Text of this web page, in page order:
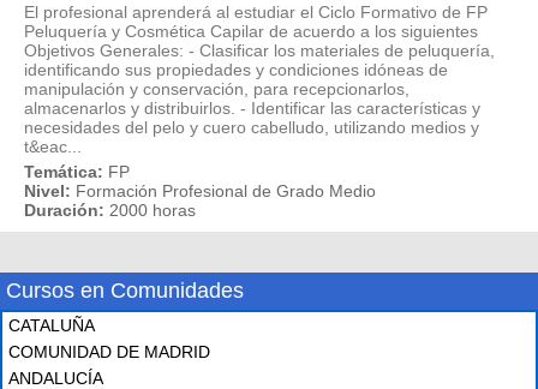
El profesional aprenderá al estudiar el Ciclo Formativo de FP
Peluquería y Cosmética Capilar de acuerdo a los siguientes
Objetivos Generales: - Clasificar los materiales de peluquería,
identificando sus propiedades y condiciones idóneas de
manipulación y conservación, para recepcionarlos,
almacenarlos y distribuirlos. - Identificar las características y
necesidades del pelo y cuero cabelludo, utilizando medios y
t&eac...
Temática: FP
Nivel: Formación Profesional de Grado Medio
Duración: 2000 horas
Cursos en Comunidades
CATALUÑA
COMUNIDAD DE MADRID
ANDALUCÍA